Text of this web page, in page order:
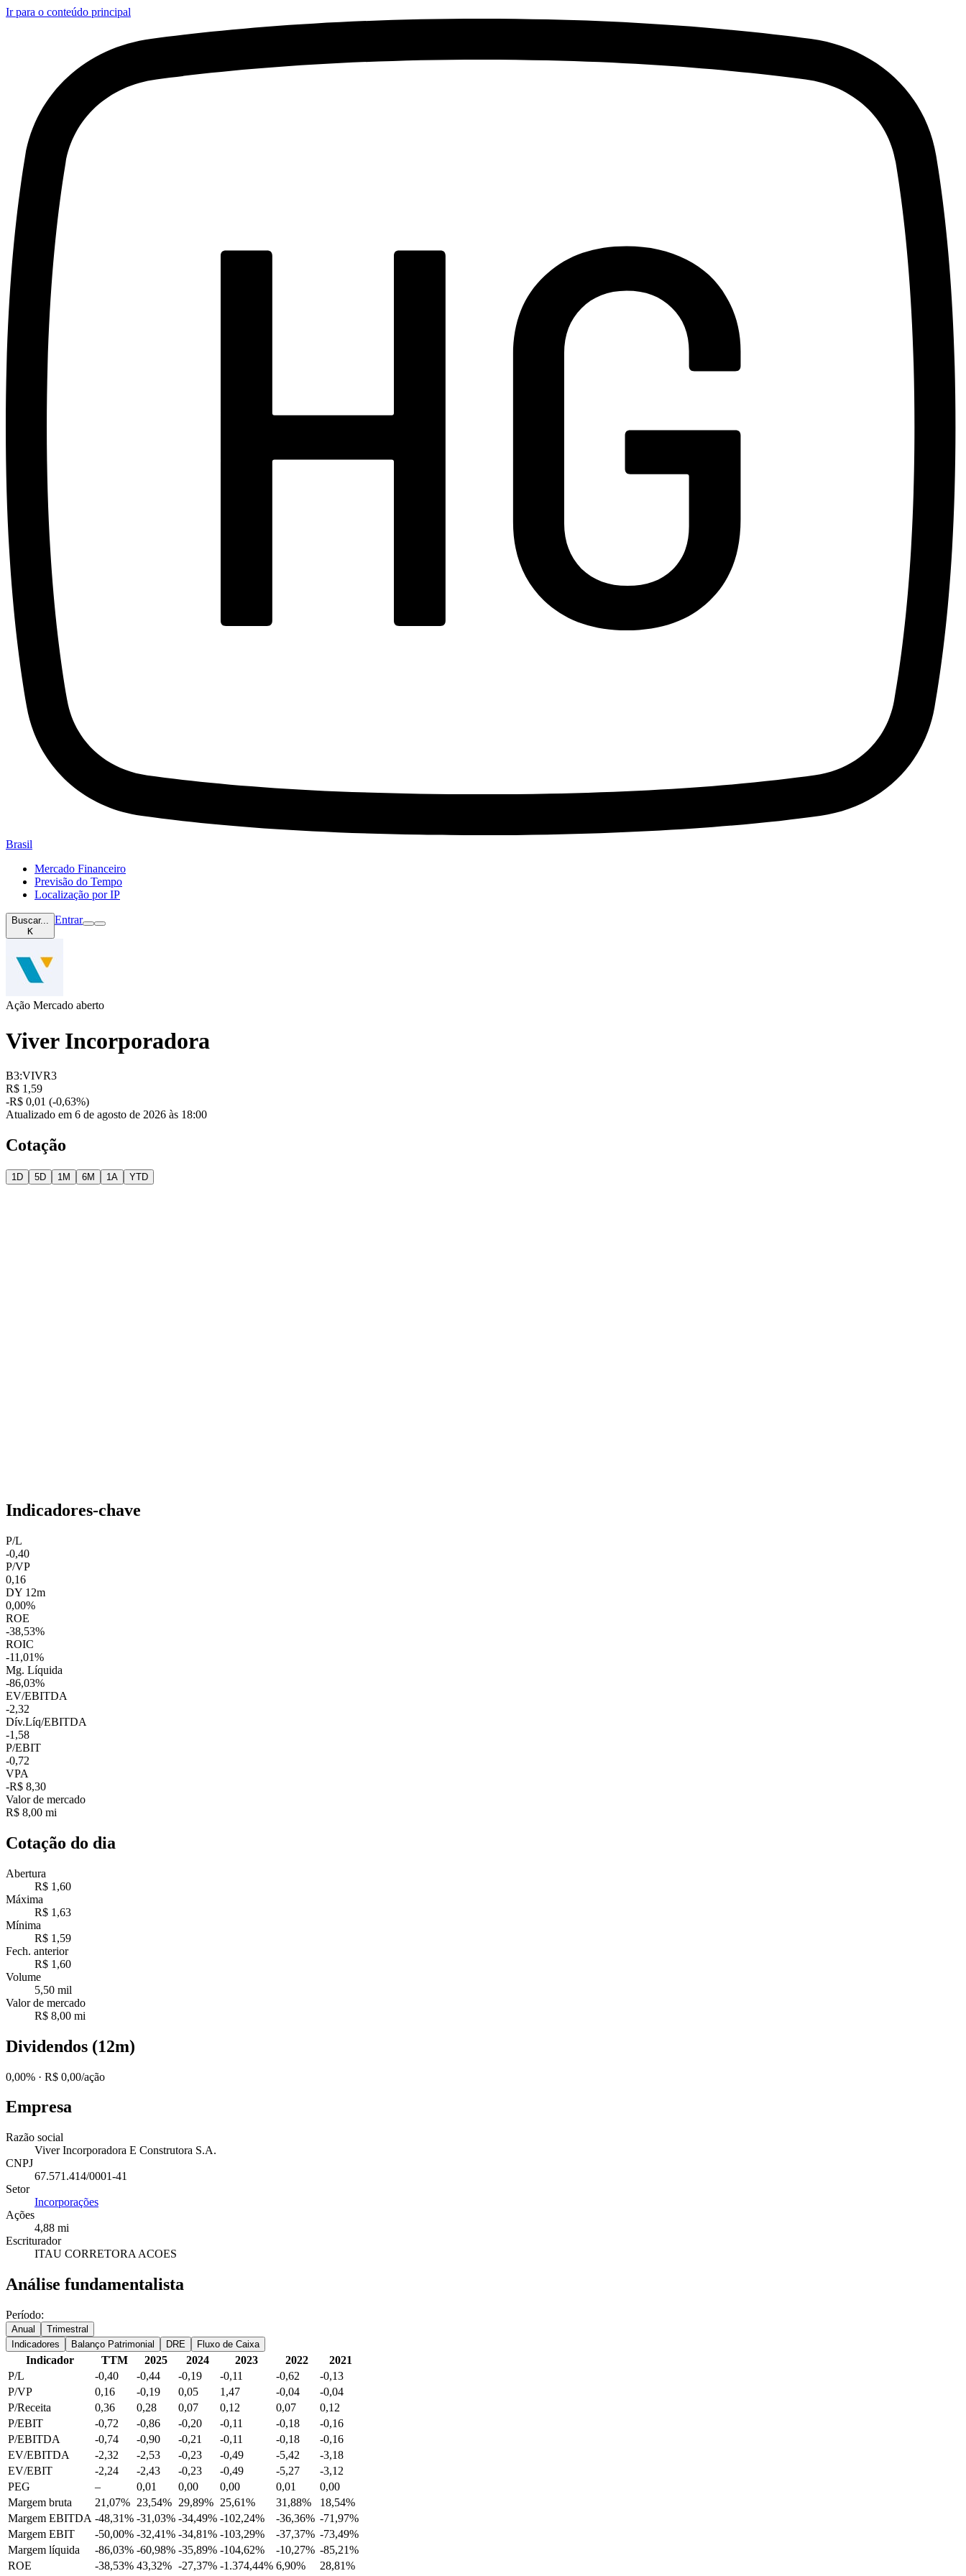
Ir para o conteúdo principal
Brasil
Mercado Financeiro
Previsão do Tempo
Localização por IP
Buscar...
K
Entrar
Ação Mercado aberto
Viver Incorporadora
B3:VIVR3
R$ 1,59
-R$ 0,01 (-0,63%)
Atualizado em 6 de agosto de 2026 às 18:00
Cotação
1D 5D 1M 6M 1A YTD
Indicadores-chave
P/L
-0,40
P/VP
0,16
DY 12m
0,00%
ROE
-38,53%
ROIC
-11,01%
Mg. Líquida
-86,03%
EV/EBITDA
-2,32
Dív.Líq/EBITDA
-1,58
P/EBIT
-0,72
VPA
-R$ 8,30
Valor de mercado
R$ 8,00 mi
Cotação do dia
Abertura
R$ 1,60
Máxima
R$ 1,63
Mínima
R$ 1,59
Fech. anterior
R$ 1,60
Volume
5,50 mil
Valor de mercado
R$ 8,00 mi
Dividendos (12m)
0,00% · R$ 0,00/ação
Empresa
Razão social
Viver Incorporadora E Construtora S.A.
CNPJ
67.571.414/0001-41
Setor
Incorporações
Ações
4,88 mi
Escriturador
ITAU CORRETORA ACOES
Análise fundamentalista
Período:
Anual
Trimestral
Indicadores
Balanço Patrimonial DRE Fluxo de Caixa
Indicador TTM 2025 2024 2023 2022
2021
P/L
-0,40 -0,44 -0,19 -0,11 -0,62
-0,13
P/VP
0,16 -0,19 0,05 1,47 -0,04
-0,04
P/Receita
0,36 0,28 0,07 0,12 0,07
0,12
P/EBIT
-0,72 -0,86 -0,20 -0,11 -0,18
-0,16
P/EBITDA
-0,74 -0,90 -0,21 -0,11 -0,18
-0,16
EV/EBITDA
-2,32 -2,53 -0,23 -0,49 -5,42
-3,18
EV/EBIT
-2,24 -2,43 -0,23 -0,49 -5,27
-3,12
PEG
– 0,01 0,00 0,00 0,01
0,00
Margem bruta
21,07% 23,54% 29,89% 25,61% 31,88%
18,54%
Margem EBITDA -48,31% -31,03% -34,49% -102,24% -36,36% -71,97%
Margem EBIT
-50,00% -32,41% -34,81% -103,29% -37,37% -73,49%
Margem líquida
-86,03% -60,98% -35,89% -104,62% -10,27% -85,21%
ROE
-38,53% 43,32% -27,37% -1.374,44% 6,90%
28,81%